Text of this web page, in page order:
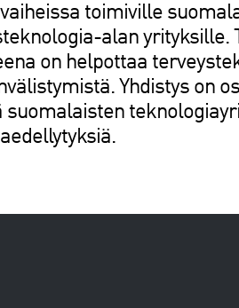
toimiville
alan yrityksille.
on helpottaa
Yhdistys on
suomalaisten